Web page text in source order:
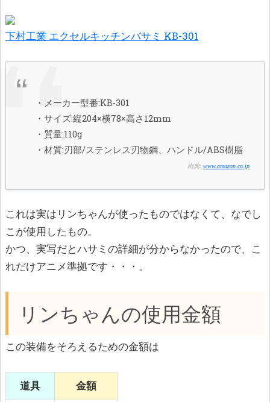
下村工業 エクセルキッチンバサミ KB-301
・メーカー型番:KB-301
・サイズ:縦204×横78×高さ12mm
・質量:110g
・材質:刃部/ステンレス刃物鋼、ハンドル/ABS樹脂
出典: www.amazon.co.jp
これは実はリンちゃんが使ったものではなくて、なでし
こが使用したもの。
かつ、実写だとハサミの詳細が分からなかったので、こ
れだけアニメ準拠です・・・。
リンちゃんの使用金額
この装備をそろえるための金額は
道具 金額